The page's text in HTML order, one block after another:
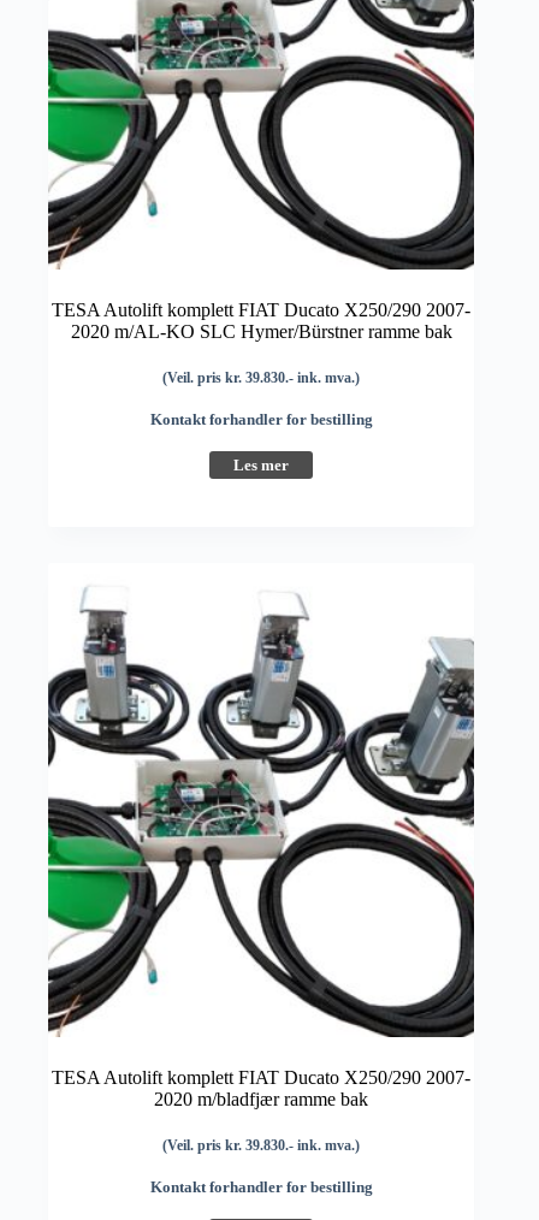
TESA Autolift komplett FIAT Ducato X250/290 2007-
2020 m/AL-KO SLC Hymer/Bürstner ramme bak
(Veil. pris kr. 39.830.- ink. mva.)
Kontakt forhandler for bestilling
Les mer
TESA Autolift komplett FIAT Ducato X250/290 2007-
2020 m/bladfjær ramme bak
(Veil. pris kr. 39.830.- ink. mva.)
Kontakt forhandler for bestilling